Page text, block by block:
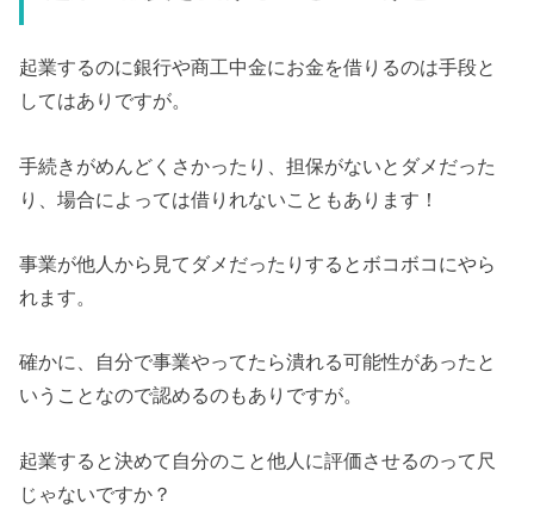
起業するのに銀行や商工中金にお金を借りるのは手段と
してはありですが。
手続きがめんどくさかったり、担保がないとダメだった
り、場合によっては借りれないこともあります！
事業が他人から見てダメだったりするとボコボコにやら
れます。
確かに、自分で事業やってたら潰れる可能性があったと
いうことなので認めるのもありですが。
起業すると決めて自分のこと他人に評価させるのって尺
じゃないですか？